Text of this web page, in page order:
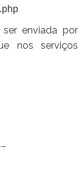
enviada por
nos serviços